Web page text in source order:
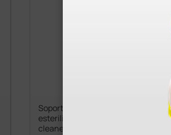
Soporte de pié para
esterilizador GIMA Air
cleaner